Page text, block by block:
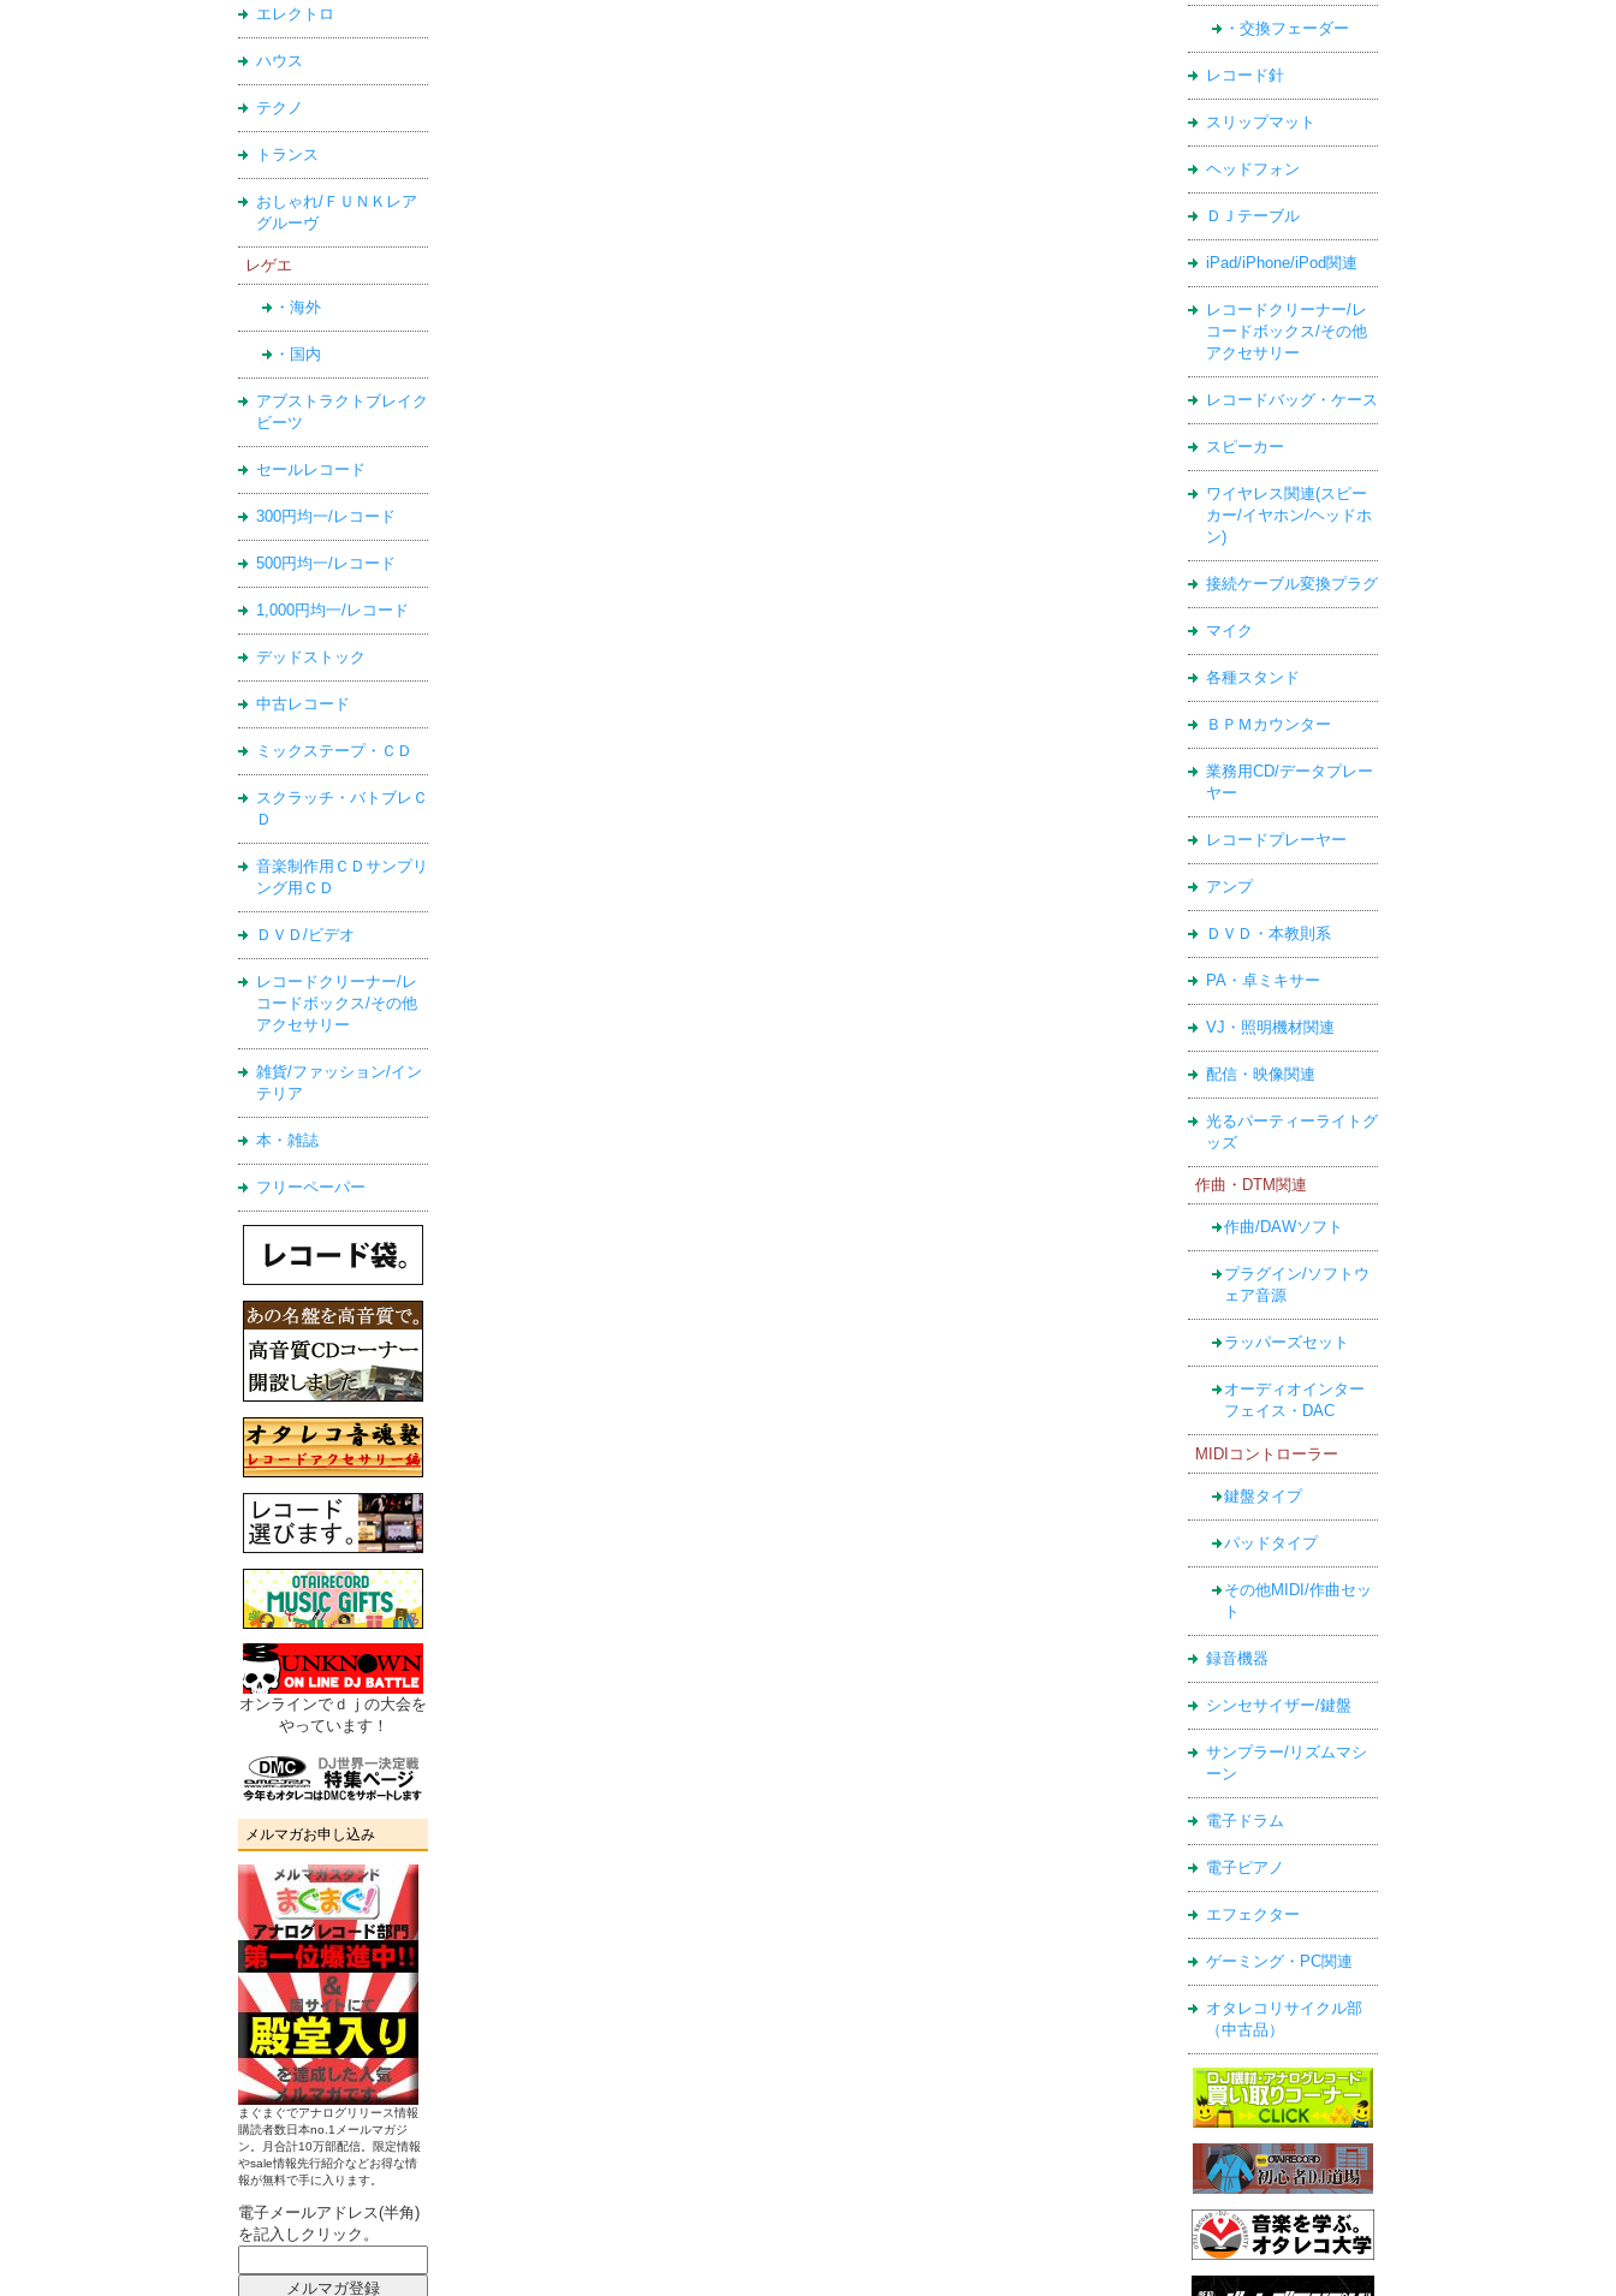
エレクトロ
ハウス
テクノ
トランス
おしゃれ/ＦＵＮＫレア
グルーヴ
レゲエ
・海外
・国内
アブストラクトブレイク
ビーツ
セールレコード
300円均一/レコード
500円均一/レコード
1,000円均一/レコード
デッドストック
中古レコード
ミックステープ・ＣＤ
スクラッチ・バトブレＣ
Ｄ
音楽制作用ＣＤサンプリ
ング用ＣＤ
ＤＶＤ/ビデオ
レコードクリーナー/レ
コードボックス/その他
アクセサリー
雑貨/ファッション/イン
テリア
本・雑誌
フリーペーパー
オンラインでｄｊの大会を
やっています！
メルマガお申し込み
まぐまぐでアナログリリース情報
購読者数日本no.1メールマガジ
ン。月合計10万部配信。限定情報
やsale情報先行紹介などお得な情
報が無料で手に入ります。
電子メールアドレス(半角)
を記入しクリック。
・交換フェーダー
レコード針
スリップマット
ヘッドフォン
ＤＪテーブル
iPad/iPhone/iPod関連
レコードクリーナー/レ
コードボックス/その他
アクセサリー
レコードバッグ・ケース
スピーカー
ワイヤレス関連(スピー
カー/イヤホン/ヘッドホ
ン)
接続ケーブル変換プラグ
マイク
各種スタンド
ＢＰＭカウンター
業務用CD/データプレー
ヤー
レコードプレーヤー
アンプ
ＤＶＤ・本教則系
PA・卓ミキサー
VJ・照明機材関連
配信・映像関連
光るパーティーライトグ
ッズ
作曲・DTM関連
作曲/DAWソフト
プラグイン/ソフトウ
ェア音源
ラッパーズセット
オーディオインター
フェイス・DAC
MIDIコントローラー
鍵盤タイプ
パッドタイプ
その他MIDI/作曲セッ
ト
録音機器
シンセサイザー/鍵盤
サンプラー/リズムマシ
ーン
電子ドラム
電子ピアノ
エフェクター
ゲーミング・PC関連
オタレコリサイクル部
（中古品）